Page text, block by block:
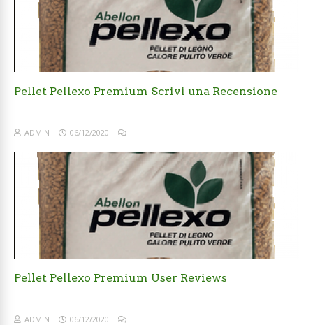
Pellet Pellexo Premium Scrivi una Recensione
ADMIN 06/12/2020
Pellet Pellexo Premium User Reviews
ADMIN 06/12/2020